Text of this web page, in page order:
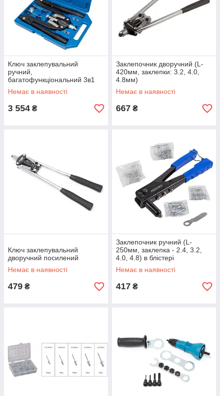
Ключ заклепувальний
ручний,
багатофункціональний 3в1
складний, в кейсі
Немає в наявності
3 554 ₴
Заклепочник дворучний (L-
420мм, заклепки: 3.2, 4.0,
4.8мм)
Немає в наявності
667 ₴
Ключ заклепувальний
дворучний посилений
Немає в наявності
479 ₴
Заклепочник ручний (L-
250мм, заклепка - 2.4, 3.2,
4.0, 4.8) в блістері
Немає в наявності
417 ₴